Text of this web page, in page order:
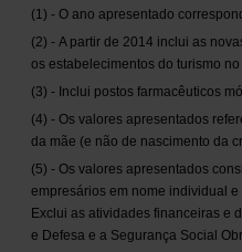
(1) - O ano apresentado
(2) - A partir de 2014 inclui as
os estabelecimentos do turismo
(3) - Inclui postos farmacêuticos
(4) - Os valores apresentados
da mãe (e não de nascimento da
(5) - Os valores apresentados
empresários em nome individual
Exclui as atividades financeiras e
e Defesa e a Segurança Social